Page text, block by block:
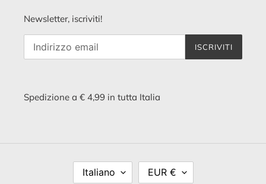
Newsletter, iscriviti!
ISCRIVITI
Spedizione a € 4,99 in tutta Italia
I
Italiano
A
EUR €